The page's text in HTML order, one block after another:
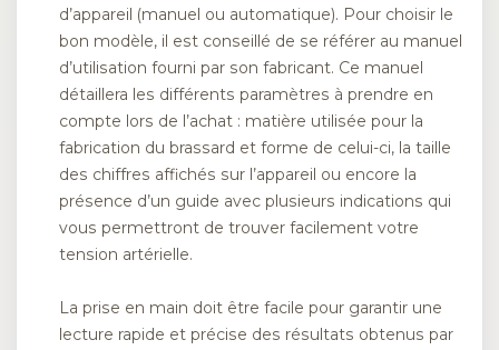
d’appareil (manuel ou automatique). Pour choisir le
bon modèle, il est conseillé de se référer au manuel
d’utilisation fourni par son fabricant. Ce manuel
détaillera les différents paramètres à prendre en
compte lors de l’achat : matière utilisée pour la
fabrication du brassard et forme de celui-ci, la taille
des chiffres affichés sur l’appareil ou encore la
présence d’un guide avec plusieurs indications qui
vous permettront de trouver facilement votre
tension artérielle.
La prise en main doit être facile pour garantir une
lecture rapide et précise des résultats obtenus par